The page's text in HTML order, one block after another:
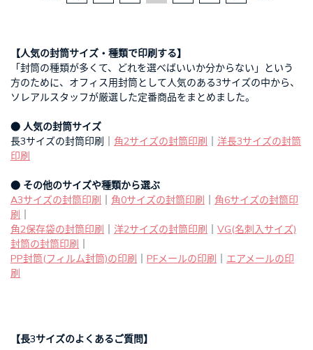
【人気の封筒サイズ・種類で印刷する】
「封筒の種類が多くて、どれを選べばいいか分からない」という
方のために、オフィス用封筒として人気のある3サイズの中から、
ソレアルスタッフが厳選した定番商品をまとめました。
● 人気の封筒サイズ
長3サイズの封筒印刷｜ 角2サイズの封筒印刷
洋長3サイズの封筒
印刷
● その他のサイズや種類から選ぶ
A3サイズの封筒印刷
角0サイズの封筒印刷
角6サイズの封筒印
刷
角2保存袋の封筒印刷
洋2サイズの封筒印刷
VG(名刺入サイズ)
封筒の封筒印刷
PP封筒(フィルム封筒)の印刷
PFメールの印刷
エアメールの印
刷
【長3サイズのよくあるご質問】